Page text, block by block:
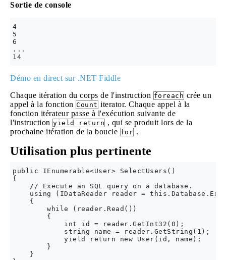
Sortie de console
4
5
6
...
Démo en direct sur .NET Fiddle
Chaque itération du corps de l'instruction foreach crée un
appel à la fonction Count iterator. Chaque appel à la
fonction itérateur passe à l'exécution suivante de
l'instruction yield return , qui se produit lors de la
prochaine itération de la boucle for .
Utilisation plus pertinente
public IEnumerable<User> SelectUsers()
{
    // Execute an SQL query on a database.
using (IDataReader reader =
    {
        while (reader.Read())
        {
            int id = reader.GetInt32(0);
            string name = reader.GetString(1);
            yield return new User(id, name);
        }
    }